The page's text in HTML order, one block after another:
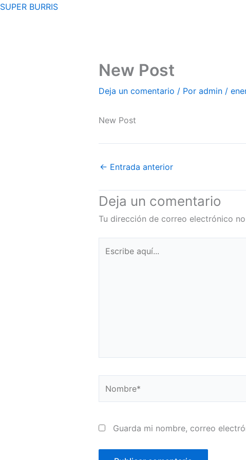
Ir
SUPER BURRIS
New Post
Deja un comentario / Por admin /
New Post
← Entrada anterior
Deja un comentario
Tu dirección de correo electrónico
aquí...
Guarda mi nombre, correo